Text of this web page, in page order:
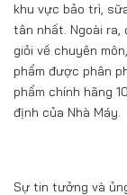
khu vực bảo trì,
tân nhất. Ngoài
giỏi về chuyên
phẩm được phân
phẩm chính hãng
định của Nhà Máy.
Sự tin tưởng và